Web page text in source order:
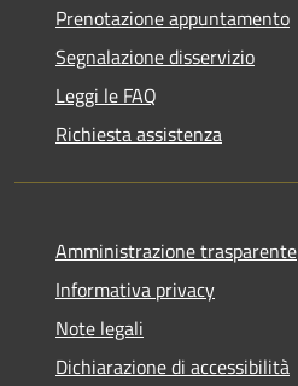
Prenotazione appuntamento
Segnalazione disservizio
Leggi le FAQ
Richiesta assistenza
Amministrazione trasparente
Informativa privacy
Note legali
Dichiarazione di accessibilità